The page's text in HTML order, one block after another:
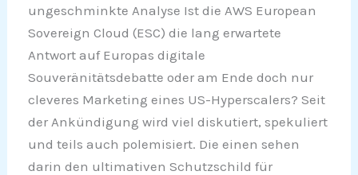
ungeschminkte Analyse Ist die AWS European
Sovereign Cloud (ESC) die lang erwartete
Antwort auf Europas digitale
Souveränitätsdebatte oder am Ende doch nur
cleveres Marketing eines US-Hyperscalers? Seit
der Ankündigung wird viel diskutiert, spekuliert
und teils auch polemisiert. Die einen sehen
darin den ultimativen Schutzschild für